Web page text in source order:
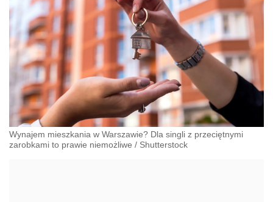
Wynajem mieszkania w Warszawie? Dla singli z przeciętnymi
zarobkami to prawie niemożliwe / Shutterstock